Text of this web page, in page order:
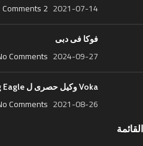
2021-07-14
2 Comments
فوكا فى دبى
2024-09-27
Comments
Voka وكيل حصرى ل Flying Eagle فى مصر
2021-08-26
Comments
القائمة